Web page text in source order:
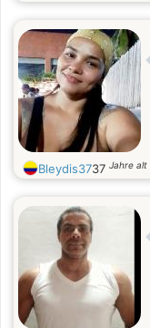
Bleydis3737 Jahre alt